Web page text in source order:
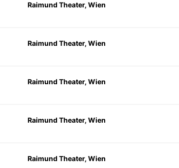
Raimund Theater, Wien
Raimund Theater, Wien
Raimund Theater, Wien
Raimund Theater, Wien
Raimund Theater, Wien